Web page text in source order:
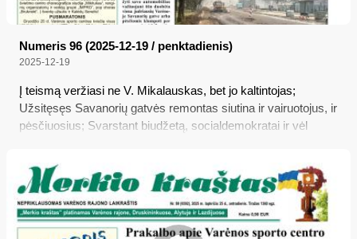
Numeris 96 (2025-12-19 / penktadienis)
2025-12-19
Į teismą veržiasi ne V. Mikalauskas, bet jo kaltintojas;
Užsitęsęs Savanorių gatvės remontas siutina ir vairuotojus, ir
pėsčiuosius; Svarstant biudžetą, socialdemokratai ir vėl